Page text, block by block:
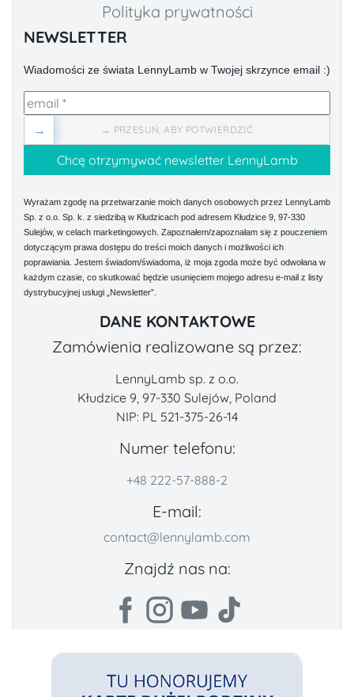
Polityka prywatności
NEWSLETTER
Wiadomości ze świata LennyLamb w Twojej skrzynce email :)
→ PRZESUŃ, ABY POTWIERDZIĆ
→
Wyrażam zgodę na przetwarzanie moich danych osobowych przez LennyLamb
Sp. z o.o. Sp. k. z siedzibą w Kłudzicach pod adresem Kłudzice 9, 97-330
Sulejów, w celach marketingowych. Zapoznałem/zapoznałam się z pouczeniem
dotyczącym prawa dostępu do treści moich danych i możliwości ich
poprawiania. Jestem świadom/świadoma, iż moja zgoda może być odwołana w
każdym czasie, co skutkować będzie usunięciem mojego adresu e-mail z listy
dystrybucyjnej usługi „Newsletter”.
DANE KONTAKTOWE
Zamówienia realizowane są przez:
LennyLamb sp. z o.o.
Kłudzice 9, 97-330 Sulejów, Poland
NIP: PL 521-375-26-14
Numer telefonu:
+48 222-57-888-2
E-mail:
contact@lennylamb.com
Znajdź nas na: